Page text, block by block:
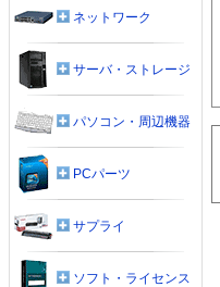
ネットワーク
サーバ・ストレージ
パソコン・周辺機器
PCパーツ
サプライ
ソフト・ライセンス